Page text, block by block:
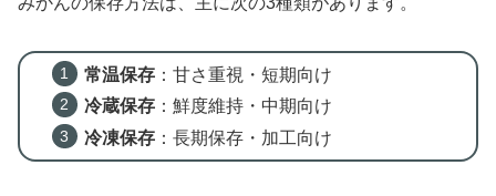
常温保存：甘さ重視・短期向け
冷蔵保存：鮮度維持・中期向け
冷凍保存：長期保存・加工向け